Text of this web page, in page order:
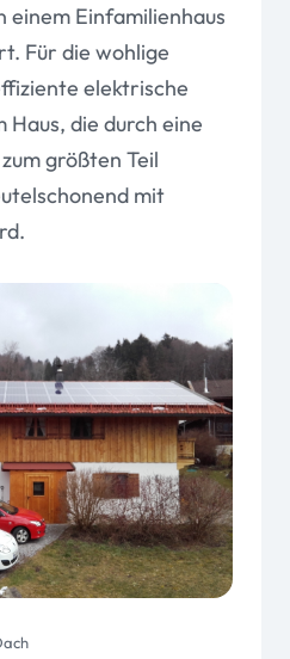
einem Einfamilienhaus
Für die wohlige
elektrische
Haus, die durch eine
größten Teil
mit